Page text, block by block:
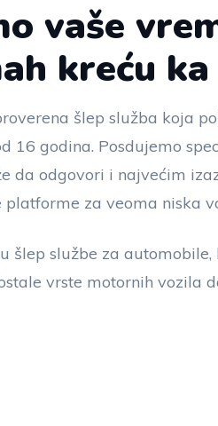
vaše
kreću
šlep služba koja
16 godina. Posdujemo
da odgovori i najvećim
za veoma niska
šlep službe za automobile,
vrste motornih vozila